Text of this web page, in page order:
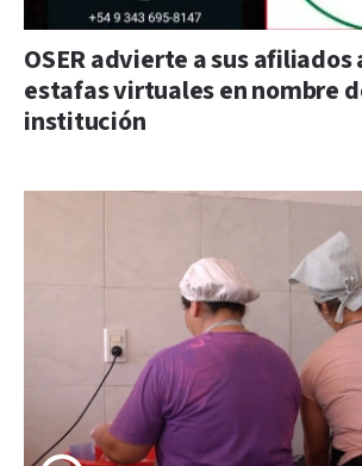
OSER advierte a sus
estafas virtuales en nombre
institución